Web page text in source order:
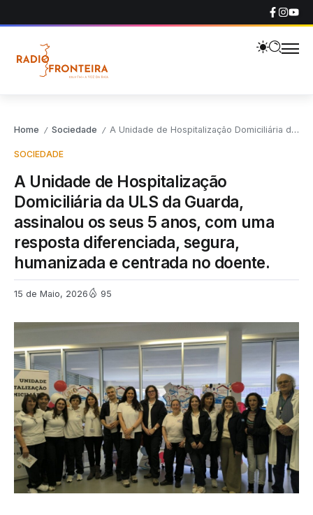
Home / Sociedade / A Unidade de Hospitalização Domiciliária da ULS da Guarda, assinalou os seus 5 anos, com uma resposta diferenciada, segura, humanizada e centrada no doente.
SOCIEDADE
A Unidade de Hospitalização
Domiciliária da ULS da Guarda,
assinalou os seus 5 anos, com uma
resposta diferenciada, segura,
humanizada e centrada no doente.
15 de Maio, 2026 95